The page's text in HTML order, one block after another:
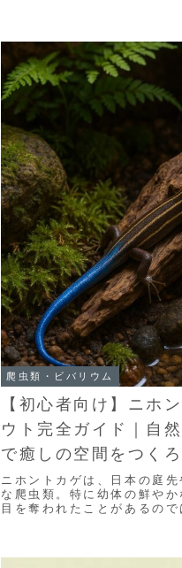
爬虫類・ビバリウム
【初心者向け】ニホ
ウト完全ガイド｜自
で癒しの空間をつくろ
ニホントカゲは、日本の庭
な爬虫類。特に幼体の鮮や
目を奪われたことがあるの